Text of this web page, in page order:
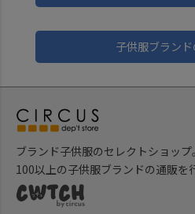
子供服ブラン
ブランド子供服のセレクトショップ。
100以上の子供服ブランドの通販を